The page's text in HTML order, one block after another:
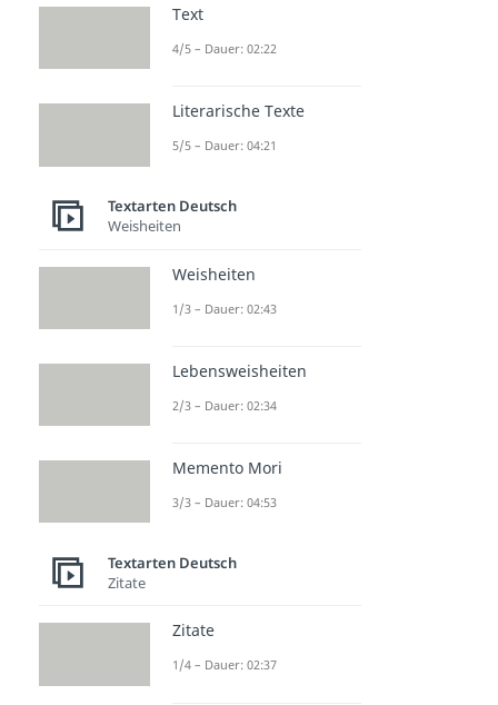
Text
4/5 – Dauer: 02:22
Literarische Texte
5/5 – Dauer: 04:21
Textarten Deutsch
Weisheiten
Weisheiten
1/3 – Dauer: 02:43
Lebensweisheiten
2/3 – Dauer: 02:34
Memento Mori
3/3 – Dauer: 04:53
Textarten Deutsch
Zitate
Zitate
1/4 – Dauer: 02:37